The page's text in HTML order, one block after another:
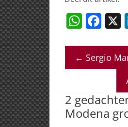
W
at
s
p
p
F
c
e
o
o
← Sergio
2
Modena